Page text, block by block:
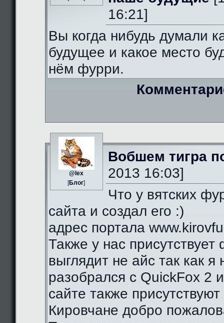
16:21]
Вы когда нибудь думали
будущее и какое место
нём фурри.
@lex
[Блог]
Вобшем тигра
2013 16:03]
Что у вятских
сайта и создал его :)
адрес портала
Также у нас
выглядит не айс так как я
разобрался с QuickFox 2
сайте также присутствуют
Кировчане добро